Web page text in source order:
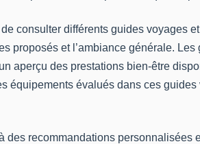
consulter différents guides voyages
proposés et l’ambiance générale.
aperçu des prestations bien-être
équipements évalués dans ces
recommandations